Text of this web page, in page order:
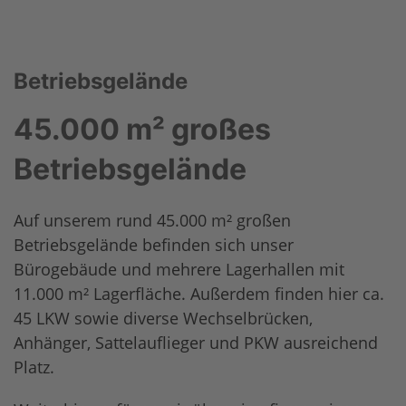
Betriebsgelände
45.000 m² großes
Betriebsgelände
Auf unserem rund 45.000 m² großen
Betriebsgelände befinden sich unser
Bürogebäude und mehrere Lagerhallen mit
11.000 m² Lagerfläche. Außerdem finden hier ca.
45 LKW sowie diverse Wechselbrücken,
Anhänger, Sattelauflieger und PKW ausreichend
Platz.